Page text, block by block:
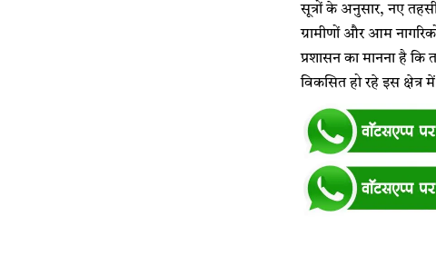
सूत्रों के अनुसार, नए
ग्रामीणों और आम
प्रशासन का मानना है
विकसित हो रहे इस क्षेत्र